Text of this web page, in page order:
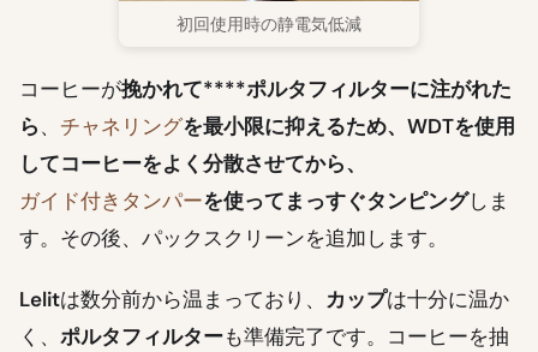
初回使用時の静電気低減
コーヒーが挽かれて****ポルタフィルターに注がれた
ら、 チャネリングを最小限に抑えるため、 WDTを使用
してコーヒーをよく分散させてから、
ガイド付きタンパーを使ってまっすぐタンピングしま
す。その後、パックスクリーンを追加します。
Lelitは数分前から温まっており、 カップは十分に温か
く、 ポルタフィルターも準備完了です。コーヒーを抽